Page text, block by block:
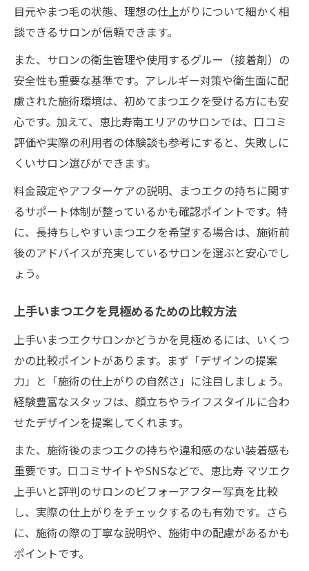
目元やまつ毛の状態、理想の仕上がりについて細かく相
談できるサロンが信頼できます。
また、サロンの衛生管理や使用するグルー（接着剤）の
安全性も重要な基準です。アレルギー対策や衛生面に配
慮された施術環境は、初めてまつエクを受ける方にも安
心です。加えて、恵比寿南エリアのサロンでは、口コミ
評価や実際の利用者の体験談も参考にすると、失敗しに
くいサロン選びができます。
料金設定やアフターケアの説明、まつエクの持ちに関す
るサポート体制が整っているかも確認ポイントです。特
に、長持ちしやすいまつエクを希望する場合は、施術前
後のアドバイスが充実しているサロンを選ぶと安心でし
ょう。
上手いまつエクを見極めるための比較方法
上手いまつエクサロンかどうかを見極めるには、いくつ
かの比較ポイントがあります。まず「デザインの提案
力」と「施術の仕上がりの自然さ」に注目しましょう。
経験豊富なスタッフは、顔立ちやライフスタイルに合わ
せたデザインを提案してくれます。
また、施術後のまつエクの持ちや違和感のない装着感も
重要です。口コミサイトやSNSなどで、恵比寿 マツエク
上手いと評判のサロンのビフォーアフター写真を比較
し、実際の仕上がりをチェックするのも有効です。さら
に、施術の際の丁寧な説明や、施術中の配慮があるかも
ポイントです。